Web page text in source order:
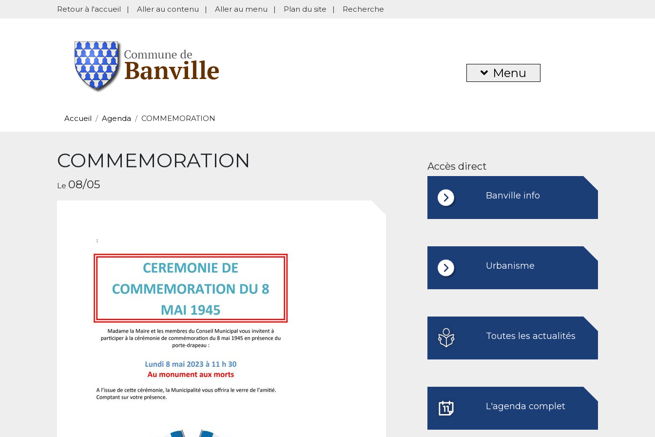
Retour à l'accueil | Aller au contenu | Aller au menu | Plan du site | Recherche
Menu
Accueil Agenda COMMEMORATION
COMMEMORATION
Le 08/05
Accès direct
Banville info
Urbanisme
Toutes les actualités
L'agenda complet